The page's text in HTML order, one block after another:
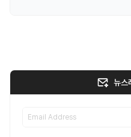
뉴스